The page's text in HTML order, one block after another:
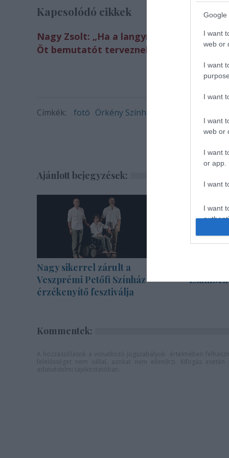
Google
I want
web or
I want
I want
I want
web or
I want
or app.
I want
I want
Kapcsolódó cikkek
Nagy Zsolt: „Ha a langymeleg fost
Öt bemutatót terveznek az Örkény
Címkék: fotó Örkény Színház
Ajánlott bejegyzések:
Nagy sikerrel zárult a
Veszprémi Petőfi Színház
érzékenyítő fesztiválja
Kommentek: